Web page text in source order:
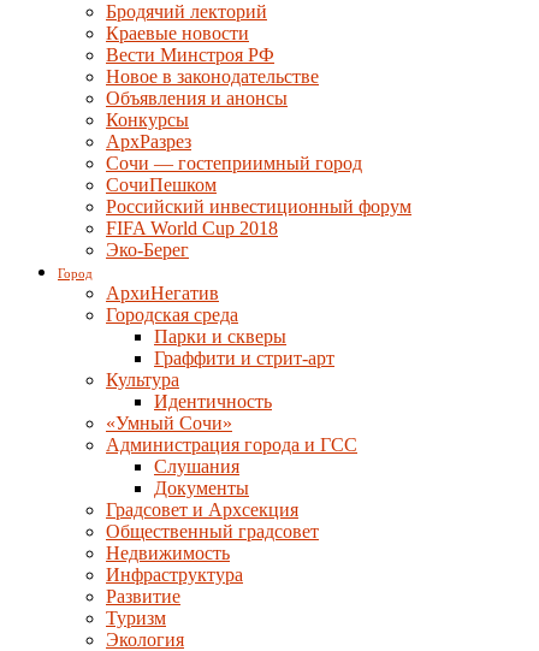
Бродячий лекторий
Краевые новости
Вести Минстроя РФ
Новое в законодательстве
Объявления и анонсы
Конкурсы
АрхРазрез
Сочи — гостеприимный город
СочиПешком
Российский инвестиционный форум
FIFA World Cup 2018
Эко-Берег
Город
АрхиНегатив
Городская среда
Парки и скверы
Граффити и стрит-арт
Культура
Идентичность
«Умный Сочи»
Администрация города и ГСС
Слушания
Документы
Градсовет и Архсекция
Общественный градсовет
Недвижимость
Инфраструктура
Развитие
Туризм
Экология